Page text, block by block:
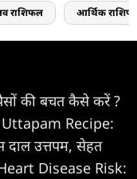
राशिफल आर्थिक
की बचत कैसे करें ?
Recipe:
दाल उत्तपम, सेहत
Disease Risk: